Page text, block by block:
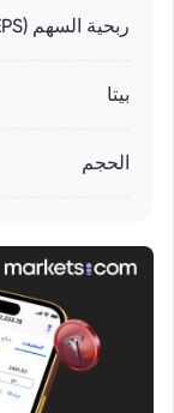
ربحية السهم (EPS)
بيتا
الحجم